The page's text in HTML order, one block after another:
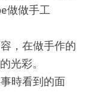
做做手工
，在做手作的
光彩。
時看到的面